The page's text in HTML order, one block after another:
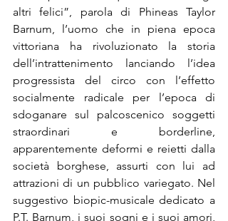
altri felici”, parola di Phineas Taylor
Barnum, l’uomo che in piena epoca
vittoriana ha rivoluzionato la storia
dell’intrattenimento lanciando l’idea
progressista del circo con l’effetto
socialmente radicale per l’epoca di
sdoganare sul palcoscenico soggetti
straordinari e borderline,
apparentemente deformi e reietti dalla
società borghese, assurti con lui ad
attrazioni di un pubblico variegato. Nel
suggestivo biopic-musicale dedicato a
P.T. Barnum, i suoi sogni e i suoi amori,